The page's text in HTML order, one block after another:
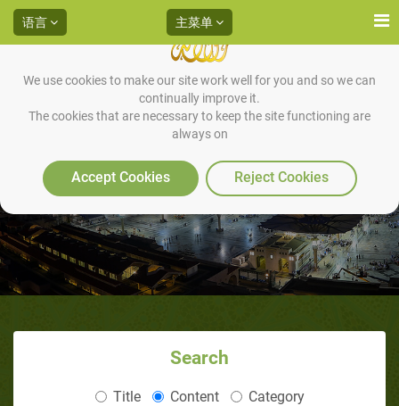
We use cookies to make our site work well for you and so we can
continually improve it.
The cookies that are necessary to keep the site functioning are
always on
Accept Cookies Reject Cookies
语言 主菜单
第二十五：说话、沉默、择词和
取名
Search
Title Content Category